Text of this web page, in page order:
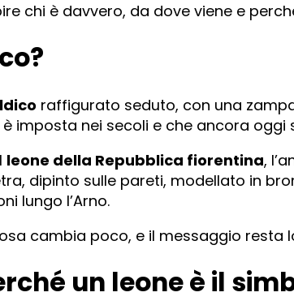
chi è davvero, da dove viene e
raffigurato seduto, con una
imposta nei secoli e che ancora oggi
leone della Repubblica fiorentina,
dipinto sulle pareti, modellato in
lungo l’Arno.
cambia poco, e il messaggio
un leone è il